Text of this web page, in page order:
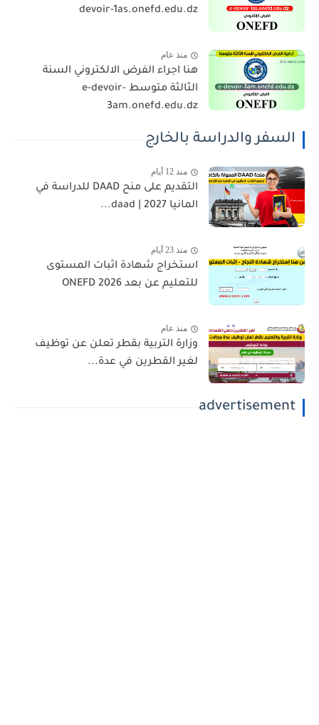
devoir-1as.onefd.edu.dz
منذ عام
هنا اجراء الفرض الالكتروني السنة
الثالثة متوسط e-devoir-
3am.onefd.edu.dz
السفر والدراسة بالخارج
منذ 12 أيام
التقديم على منح DAAD للدراسة في
المانيا 2027 | daad...
منذ 23 أيام
استخراج شهادة اثبات المستوى
للتعليم عن بعد 2026 ONEFD
منذ عام
وزارة التربية بقطر تعلن عن توظيف
لغير القطرين في عدة...
advertisement